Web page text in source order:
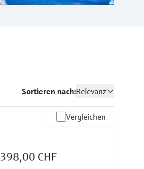
Sortieren nach:Relevanz
Vergleichen
398,00 CHF